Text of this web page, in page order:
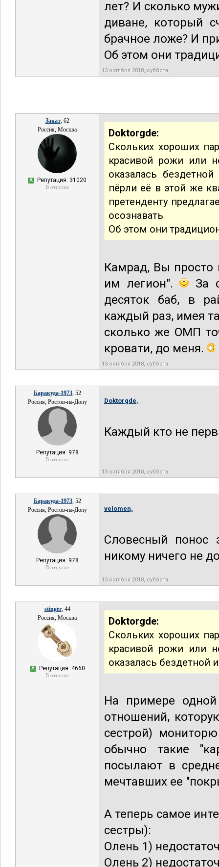
лет? И сколько
диване, который
брачное ложе? И
Об этом они
13 октября 2018, суббота
Закат, 62
Россия, Москва
А Репутация: 31020
В отпуске
Doktorgde:
Скольких хороших
красивой рожи или
оказалась
пёрли её в этой же
претенденту
осознавать
Об этом они
Камрад, Вы просто
им легион".
За
десяток баб, в
каждый раз, имея
сколько же ОМП
кровати, до меня.
13 октября 2018, суббота
Баракуда-1973, 52
Россия, Ростов-на-Дону
Репутация: 978
В отпуске
Doktorgde,
Каждый кто не
13 октября 2018, суббота
Баракуда-1973, 52
Россия, Ростов-на-Дону
Репутация: 978
В отпуске
velomen,
Словесный понос
никому ничего не
13 октября 2018, суббота
stinger, 44
Россия, Москва
А Репутация: 4660
В отпуске
Doktorgde:
Скольких хороших
красивой рожи или
оказалась бездетной
На примере
отношений,
сестрой)
обычно такие
посылают в
мечтавших ее
А теперь самое
сестры):
Олень 1)
Олень 2)